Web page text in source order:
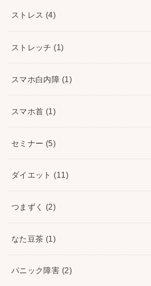
ストレス (4)
ストレッチ (1)
スマホ白内障 (1)
スマホ首 (1)
セミナー (5)
ダイエット (11)
つまずく (2)
なた豆茶 (1)
パニック障害 (2)